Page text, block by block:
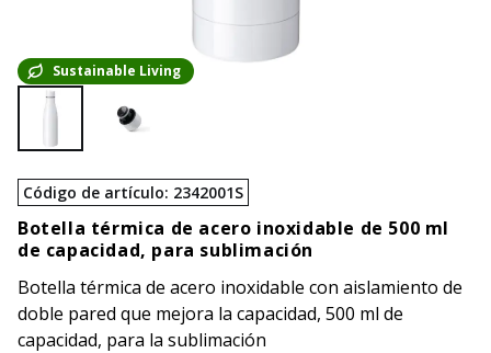
Sustainable Living
Código de artículo: 2342001S
Botella térmica de acero inoxidable de 500 ml
de capacidad, para sublimación
Botella térmica de acero inoxidable con aislamiento de
doble pared que mejora la capacidad, 500 ml de
capacidad, para la sublimación